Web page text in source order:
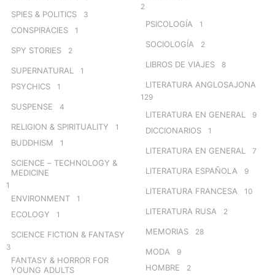
SPIES & POLITICS 3
CONSPIRACIES 1
SPY STORIES 2
SUPERNATURAL 1
PSYCHICS 1
SUSPENSE 4
RELIGION & SPIRITUALITY 1
BUDDHISM 1
SCIENCE – TECHNOLOGY &
MEDICINE
1
ENVIRONMENT 1
ECOLOGY 1
SCIENCE FICTION & FANTASY
3
FANTASY & HORROR FOR
YOUNG ADULTS
2
PSICOLOGÍA 1
SOCIOLOGÍA 2
LIBROS DE VIAJES 8
LITERATURA ANGLOSAJONA
129
LITERATURA EN GENERAL 9
DICCIONARIOS 1
LITERATURA EN GENERAL 7
LITERATURA ESPAÑOLA 9
LITERATURA FRANCESA 10
LITERATURA RUSA 2
MEMORIAS 28
MODA 9
HOMBRE 2